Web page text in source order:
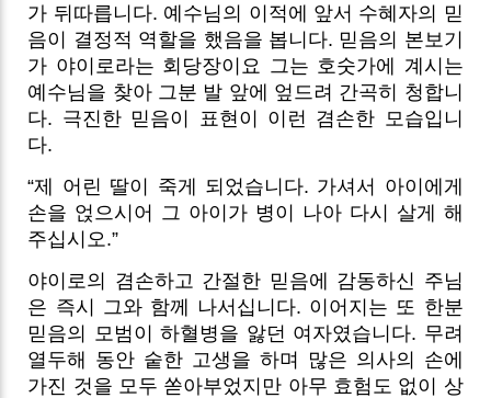
가 뒤따릅니다. 예수님의 이적에 앞서 수혜자의 믿
음이 결정적 역할을 했음을 봅니다. 믿음의 본보기
가 야이로라는 회당장이요 그는 호숫가에 계시는
예수님을 찾아 그분 발 앞에 엎드려 간곡히 청합니
다. 극진한 믿음이 표현이 이런 겸손한 모습입니
다.
“제 어린 딸이 죽게 되었습니다. 가셔서 아이에게
손을 얹으시어 그 아이가 병이 나아 다시 살게 해
주십시오.”
야이로의 겸손하고 간절한 믿음에 감동하신 주님
은 즉시 그와 함께 나서십니다. 이어지는 또 한분
믿음의 모범이 하혈병을 앓던 여자였습니다. 무려
열두해 동안 숱한 고생을 하며 많은 의사의 손에
가진 것을 모두 쏟아부었지만 아무 효험도 없이 상